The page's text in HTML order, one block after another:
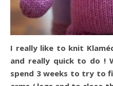
I really like to knit
and really quick to do !
spend 3 weeks to try to